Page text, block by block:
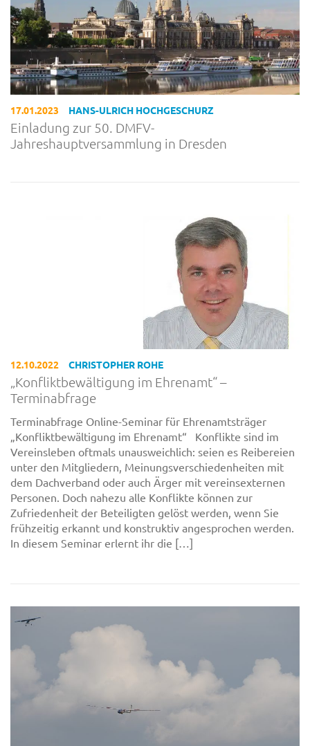
17.01.2023 HANS-ULRICH HOCHGESCHURZ
Einladung zur 50. DMFV-
Jahreshauptversammlung in Dresden
12.10.2022 CHRISTOPHER ROHE
„Konfliktbewältigung im Ehrenamt“ –
Terminabfrage
Terminabfrage Online-Seminar für Ehrenamtsträger
„Konfliktbewältigung im Ehrenamt“ Konflikte sind im
Vereinsleben oftmals unausweichlich: seien es Reibereien
unter den Mitgliedern, Meinungsverschiedenheiten mit
dem Dachverband oder auch Ärger mit vereinsexternen
Personen. Doch nahezu alle Konflikte können zur
Zufriedenheit der Beteiligten gelöst werden, wenn Sie
frühzeitig erkannt und konstruktiv angesprochen werden.
In diesem Seminar erlernt ihr die […]